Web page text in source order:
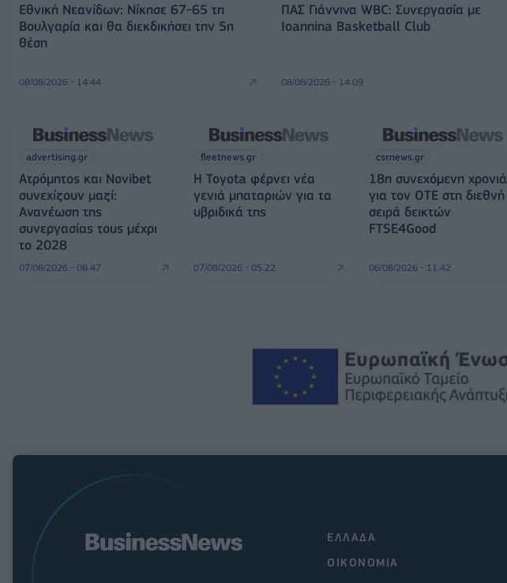
Εθνική Νεανίδων: Νίκησε 67-65 τη
Βουλγαρία και θα διεκδικήσει την 5η
θέση
08/08/2026 - 14:44
ΠΑΣ Γιάννινα WBC: Συνεργασία με
Ioannina Basketball Club
08/08/2026 - 14:09
advertising.gr
Ατρόμητος και Novibet
συνεχίζουν μαζί:
Ανανέωση της
συνεργασίας τους μέχρι
το 2028
07/08/2026 - 08:47
fleetnews.gr
Η Toyota φέρνει νέα
γενιά μπαταριών για τα
υβριδικά της
07/08/2026 - 05:22
csrnews.gr
18η συνεχόμενη χρονιά
για τον ΟΤΕ στη διεθνή
σειρά δεικτών
FTSE4Good
06/08/2026 - 11:42
ΕΛΛΑΔΑ
ΟΙΚΟΝΟΜΙΑ